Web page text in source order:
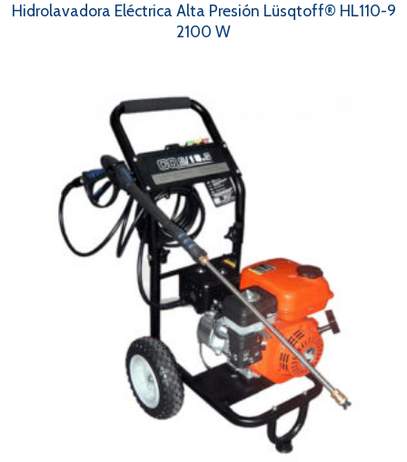
Hidrolavadora Eléctrica Alta Presión Lüsqtoff® HL110-9
2100 W